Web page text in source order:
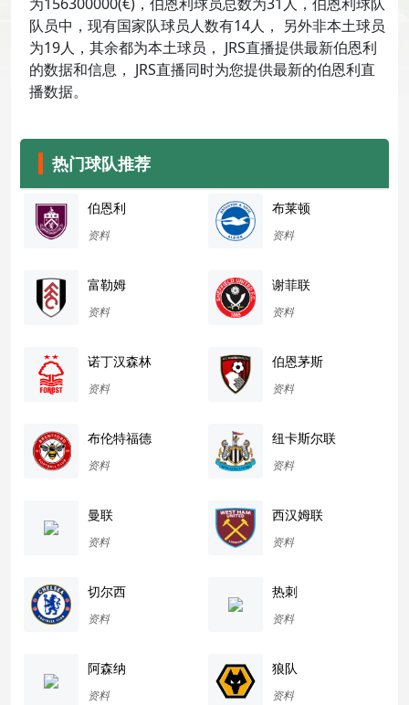
队员中，现有国家队球员人数有14人， 另外非本土球员
为19人，其余都为本土球员， JRS直播提供最新伯恩利
的数据和信息， JRS直播同时为您提供最新的伯恩利直
播数据。
热门球队推荐
伯恩利
资料
布莱顿
资料
富勒姆
资料
谢菲联
资料
诺丁汉森林
资料
伯恩茅斯
资料
布伦特福德
资料
纽卡斯尔联
资料
曼联
资料
西汉姆联
资料
切尔西
资料
热刺
资料
阿森纳
资料
狼队
资料